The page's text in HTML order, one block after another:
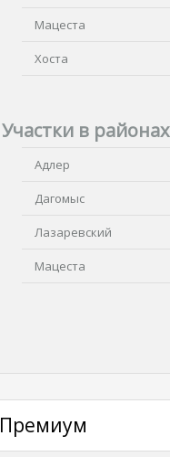
Мацеста
Хоста
Участки в районах
Адлер
Дагомыс
Лазаревский
Мацеста
Премиум